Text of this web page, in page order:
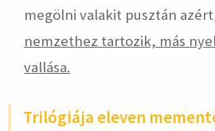
megölni valakit pusztán
nemzethez tartozik, más
vallása.
Trilógiája eleven